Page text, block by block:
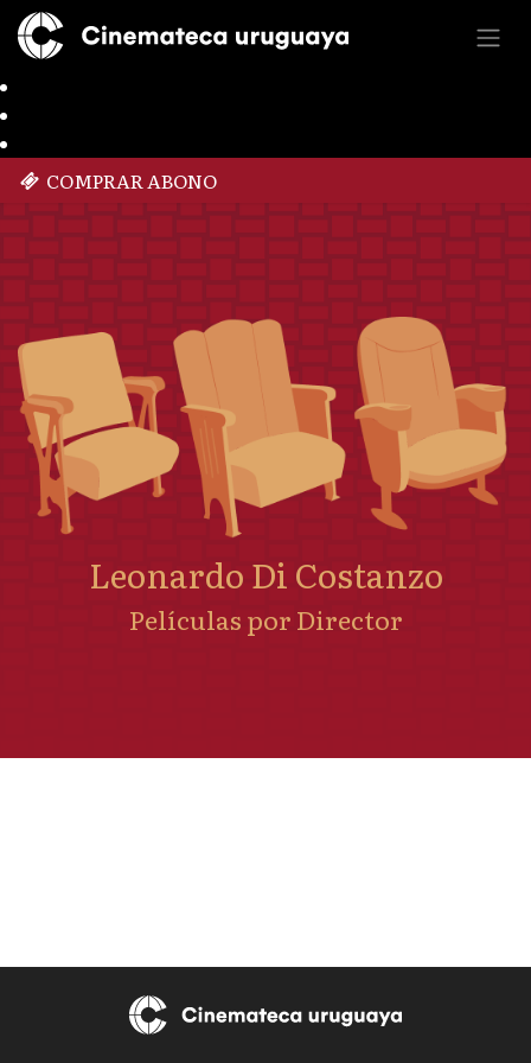
COMPRAR ABONO
Leonardo Di Costanzo
Películas por Director